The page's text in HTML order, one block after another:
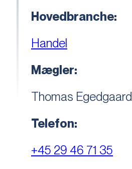
Hovedbranche:
Handel
Mægler:
Thomas Egedgaard
Telefon:
+45 29 46 71 35